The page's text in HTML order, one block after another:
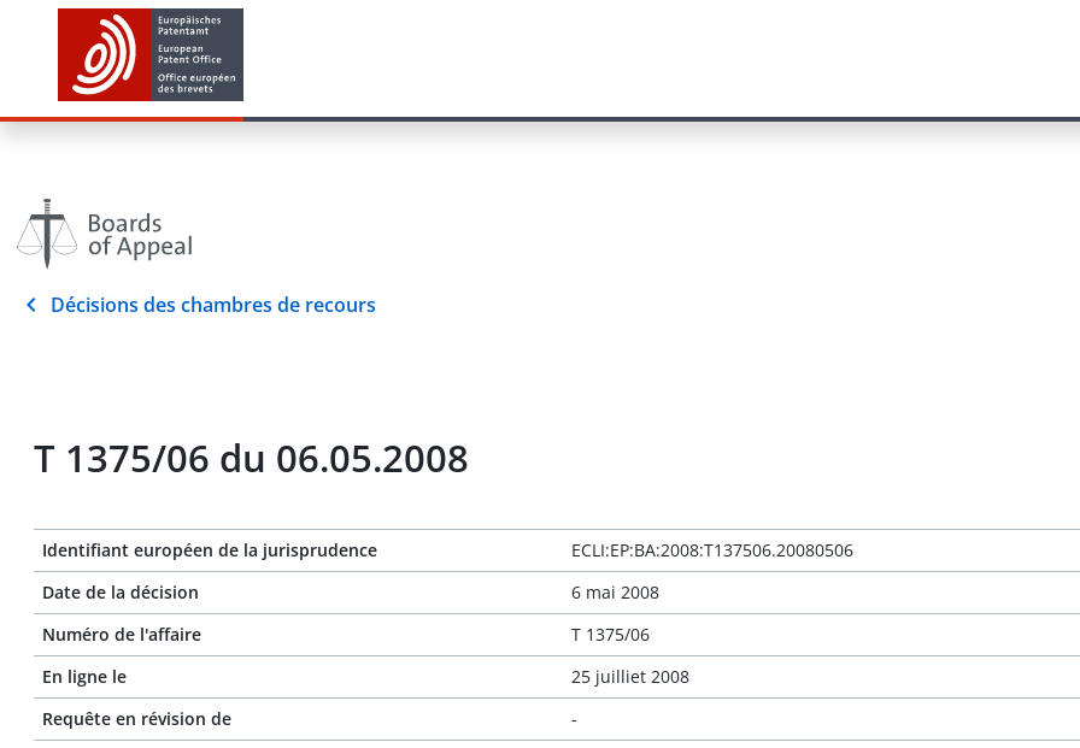
Décisions des chambres de recours
T 1375/06 du 06.05.2008
Identifiant européen de la jurisprudence
ECLI:EP:BA:2008:T137506.20080506
Date de la décision
6 mai 2008
Numéro de l'affaire
T 1375/06
En ligne le
25 juilliet 2008
Requête en révision de
-